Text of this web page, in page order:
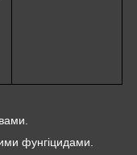
фунгіцидами.